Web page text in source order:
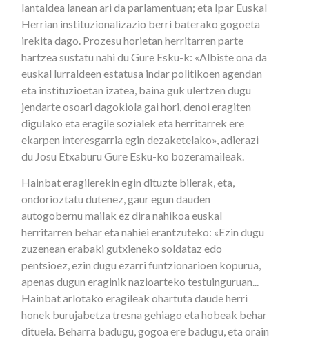
lantaldea lanean ari da parlamentuan; eta Ipar Euskal
Herrian instituzionalizazio berri baterako gogoeta
irekita dago. Prozesu horietan herritarren parte
hartzea sustatu nahi du Gure Esku-k: «Albiste ona da
euskal lurraldeen estatusa indar politikoen agendan
eta instituzioetan izatea, baina guk ulertzen dugu
jendarte osoari dagokiola gai hori, denoi eragiten
digulako eta eragile sozialek eta herritarrek ere
ekarpen interesgarria egin dezaketelako», adierazi
du Josu Etxaburu Gure Esku-ko bozeramaileak.
Hainbat eragilerekin egin dituzte bilerak, eta,
ondorioztatu dutenez, gaur egun dauden
autogobernu mailak ez dira nahikoa euskal
herritarren behar eta nahiei erantzuteko: «Ezin dugu
zuzenean erabaki gutxieneko soldataz edo
pentsioez, ezin dugu ezarri funtzionarioen kopurua,
apenas dugun eraginik nazioarteko testuinguruan...
Hainbat arlotako eragileak ohartuta daude herri
honek burujabetza tresna gehiago eta hobeak behar
dituela. Beharra badugu, gogoa ere badugu, eta orain